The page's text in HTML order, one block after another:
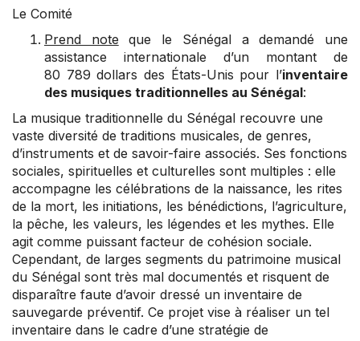
Le Comité
Prend note que le Sénégal a demandé une
assistance internationale d’un montant de
80 789 dollars des États-Unis pour l’inventaire
des musiques traditionnelles au Sénégal:
La musique traditionnelle du Sénégal recouvre une
vaste diversité de traditions musicales, de genres,
d’instruments et de savoir-faire associés. Ses fonctions
sociales, spirituelles et culturelles sont multiples : elle
accompagne les célébrations de la naissance, les rites
de la mort, les initiations, les bénédictions, l’agriculture,
la pêche, les valeurs, les légendes et les mythes. Elle
agit comme puissant facteur de cohésion sociale.
Cependant, de larges segments du patrimoine musical
du Sénégal sont très mal documentés et risquent de
disparaître faute d’avoir dressé un inventaire de
sauvegarde préventif. Ce projet vise à réaliser un tel
inventaire dans le cadre d’une stratégie de